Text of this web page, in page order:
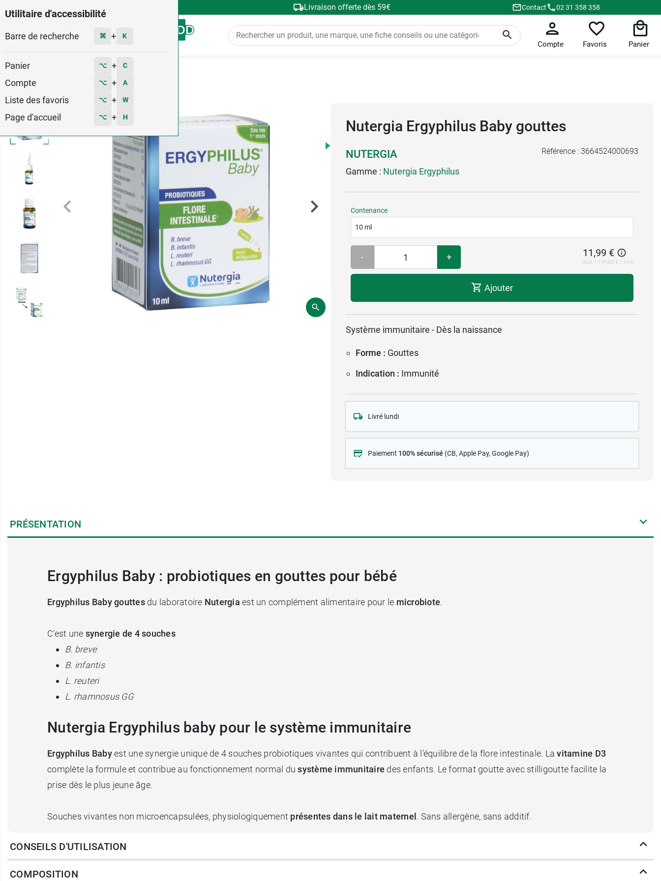
Utilitaire d'accessibilité
Barre de recherche ⌘ + K
Panier ⌥ + C
Compte ⌥ + A
Liste des favoris ⌥ + W
Page d'accueil ⌥ + H
Livraison offerte dès 59€ Contact 02 31 358 358
Menu
Compte Favoris Panier
Nutergia Ergyphilus Baby gouttes
NUTERGIA
Gamme : Nutergia Ergyphilus
Référence : 3664524000693
Contenance
10 ml
- + 11,99 €
Soit 1 199,00 € / litre
Ajouter
Système immunitaire - Dès la naissance
Forme : Gouttes
Indication : Immunité
Livré lundi
Paiement 100% sécurisé (CB, Apple Pay, Google Pay)
PRÉSENTATION
Ergyphilus Baby : probiotiques en gouttes pour bébé
Ergyphilus Baby gouttes du laboratoire Nutergia est un complément alimentaire pour le microbiote.
C'est une synergie de 4 souches
B. breve
B. infantis
L. reuteri
L. rhamnosus GG
Nutergia Ergyphilus baby pour le système immunitaire
Ergyphilus Babyest une synergie unique de 4 souches probiotiques vivantes qui contribuent à l'équilibre de la flore intestinale. Lavitamine D3
complète la formule et contribue au fonctionnement normal dusystème immunitaire des enfants. Le format goutte avec stilligoutte facilite la
prise dès le plus jeune âge.
Souches vivantes non microencapsulées, physiologiquement présentes dans le lait maternel. Sans allergène, sans additif.
Fabriqué en France.
CONSEILS D'UTILISATION
COMPOSITION